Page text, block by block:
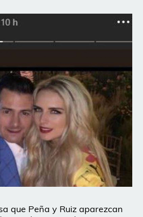
que Peña y Ruiz aparezcan